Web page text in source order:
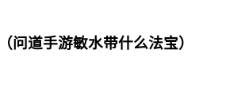
问道手游敏水带什么法宝）